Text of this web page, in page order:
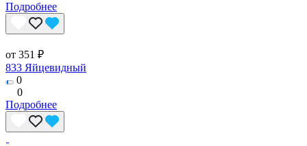
Подробнее
от 351 ₽
833 Яйцевидный
0
0
Подробнее